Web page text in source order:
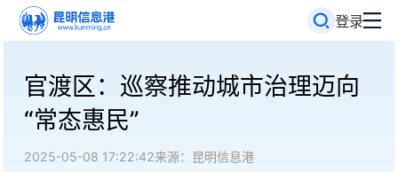
登录
官渡区：巡察推动城市治理迈向
“常态惠民”
2025-05-08 17:22:42来源：昆明信息港